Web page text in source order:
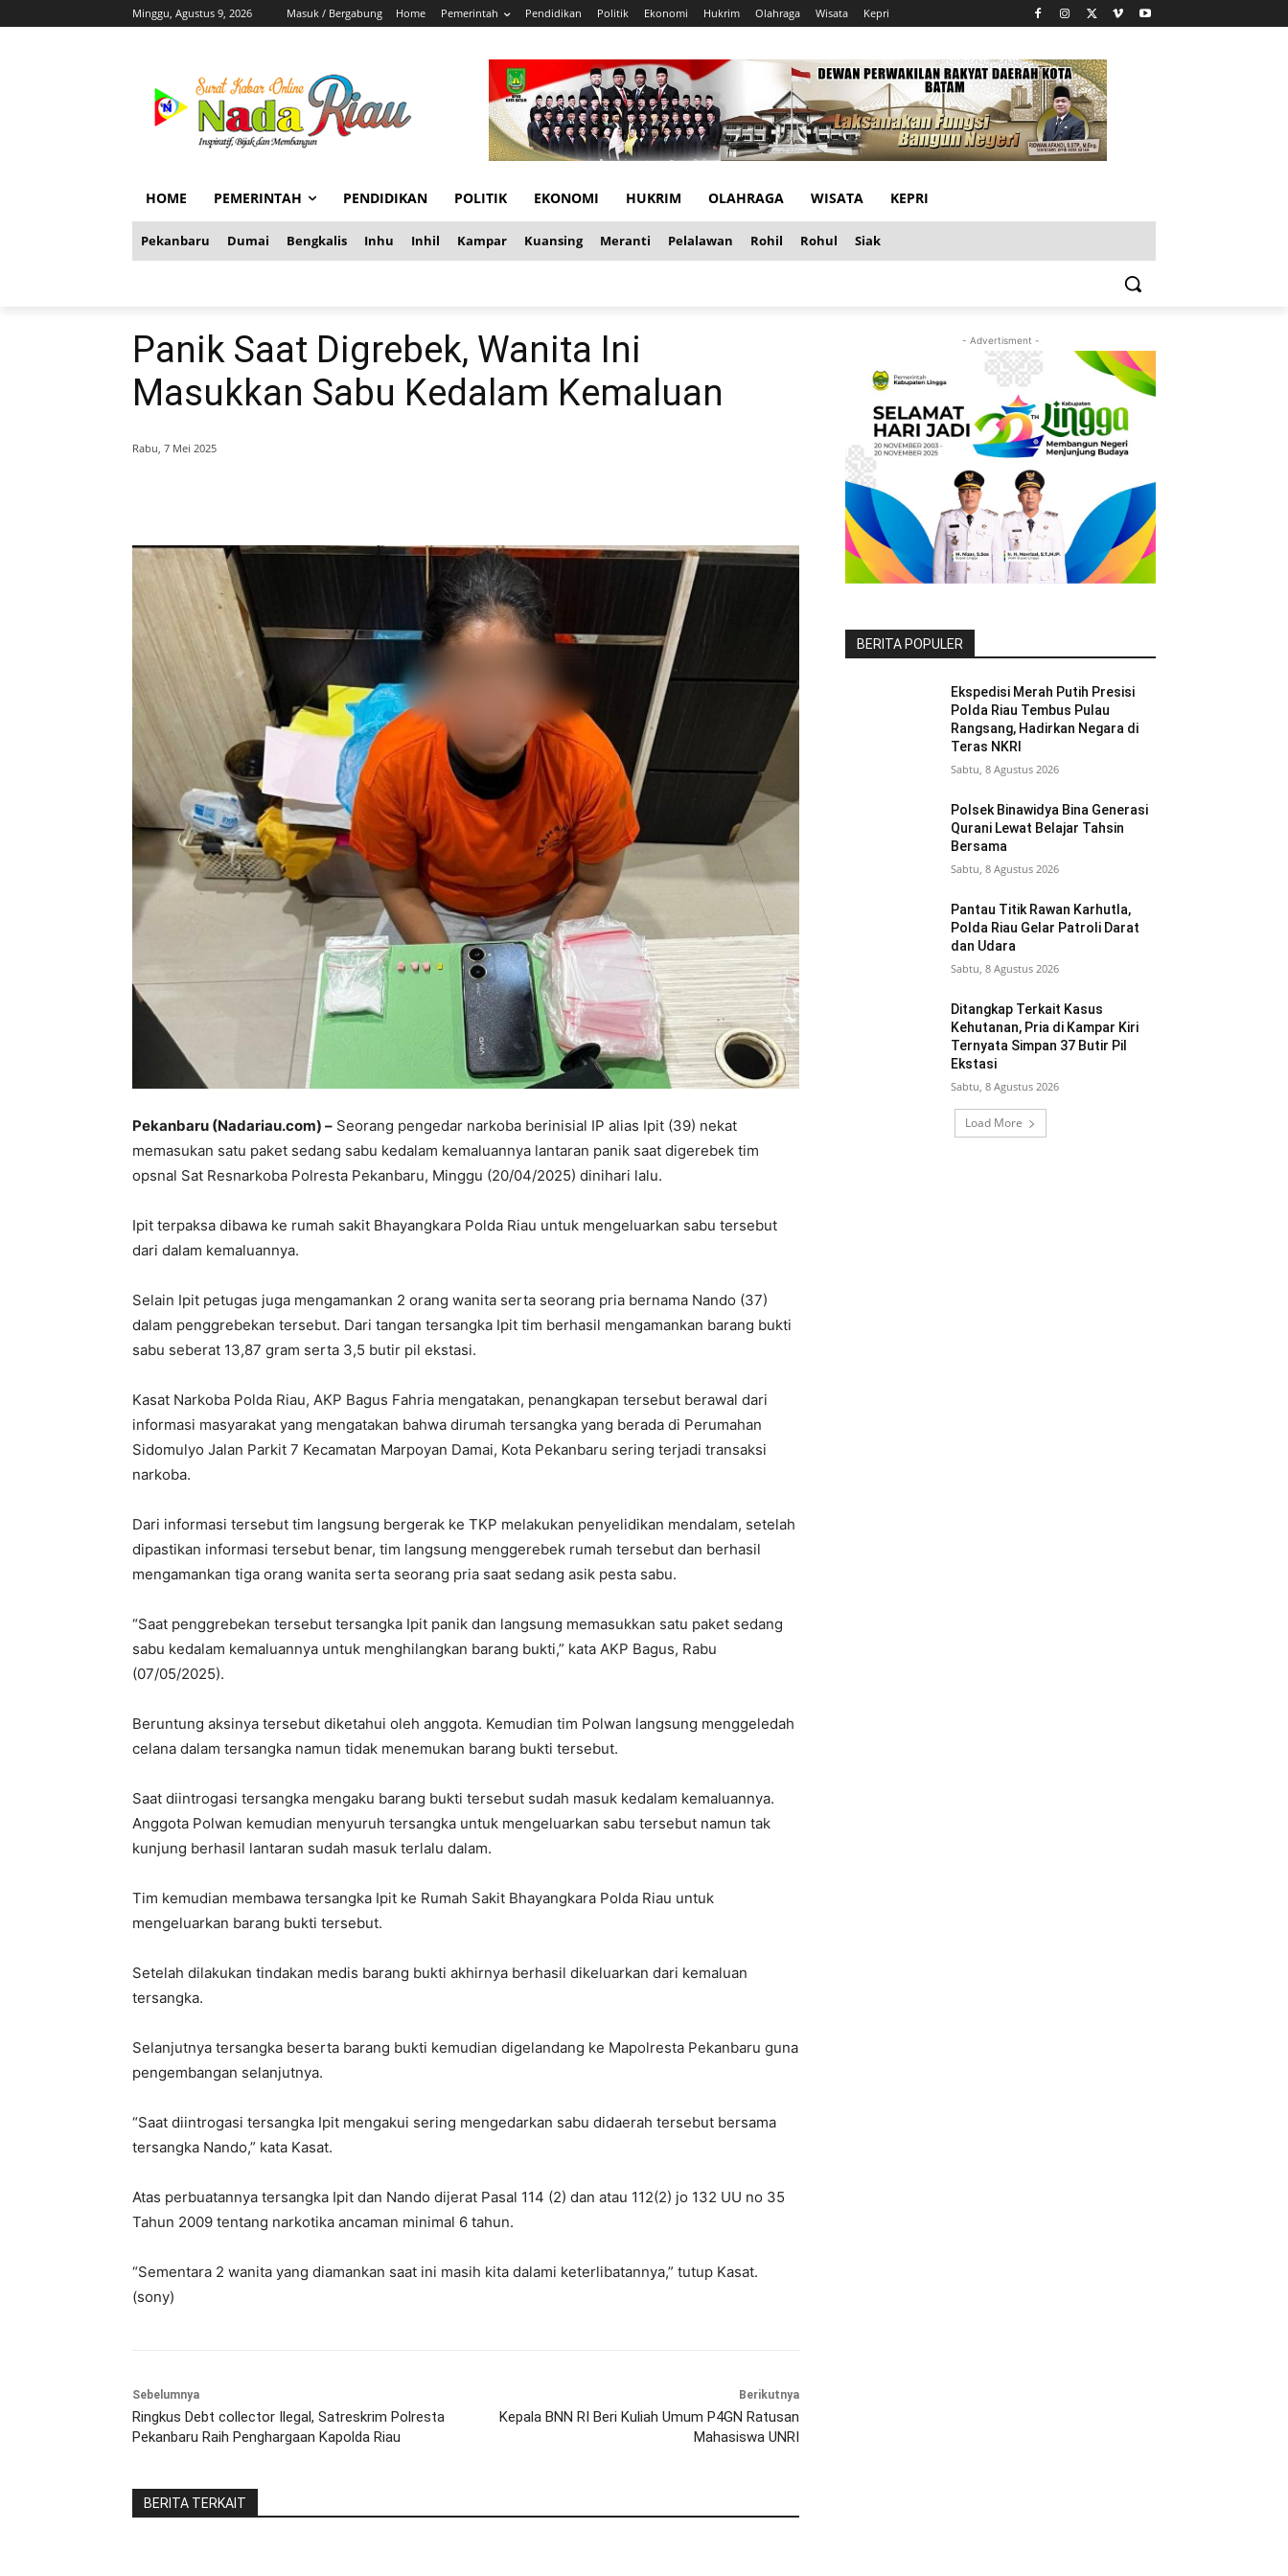
Minggu, Agustus 9, 2026 Masuk / Bergabung Home Pemerintah Pendidikan Politik Ekonomi Hukrim Olahraga Wisata Kepri
HOME PEMERINTAH PENDIDIKAN POLITIK EKONOMI HUKRIM OLAHRAGA WISATA KEPRI
Pekanbaru Dumai Bengkalis Inhu Inhil Kampar Kuansing Meranti Pelalawan Rohil Rohul Siak
Panik Saat Digrebek, Wanita Ini
Masukkan Sabu Kedalam Kemaluan
Rabu, 7 Mei 2025
Pekanbaru (Nadariau.com) – Seorang pengedar narkoba berinisial IP alias Ipit (39) nekat
memasukan satu paket sedang sabu kedalam kemaluannya lantaran panik saat digerebek tim
opsnal Sat Resnarkoba Polresta Pekanbaru, Minggu (20/04/2025) dinihari lalu.
Ipit terpaksa dibawa ke rumah sakit Bhayangkara Polda Riau untuk mengeluarkan sabu tersebut
dari dalam kemaluannya.
Selain Ipit petugas juga mengamankan 2 orang wanita serta seorang pria bernama Nando (37)
dalam penggrebekan tersebut. Dari tangan tersangka Ipit tim berhasil mengamankan barang bukti
sabu seberat 13,87 gram serta 3,5 butir pil ekstasi.
Kasat Narkoba Polda Riau, AKP Bagus Fahria mengatakan, penangkapan tersebut berawal dari
informasi masyarakat yang mengatakan bahwa dirumah tersangka yang berada di Perumahan
Sidomulyo Jalan Parkit 7 Kecamatan Marpoyan Damai, Kota Pekanbaru sering terjadi transaksi
narkoba.
Dari informasi tersebut tim langsung bergerak ke TKP melakukan penyelidikan mendalam, setelah
dipastikan informasi tersebut benar, tim langsung menggerebek rumah tersebut dan berhasil
mengamankan tiga orang wanita serta seorang pria saat sedang asik pesta sabu.
“Saat penggrebekan tersebut tersangka Ipit panik dan langsung memasukkan satu paket sedang
sabu kedalam kemaluannya untuk menghilangkan barang bukti,” kata AKP Bagus, Rabu
(07/05/2025).
Beruntung aksinya tersebut diketahui oleh anggota. Kemudian tim Polwan langsung menggeledah
celana dalam tersangka namun tidak menemukan barang bukti tersebut.
Saat diintrogasi tersangka mengaku barang bukti tersebut sudah masuk kedalam kemaluannya.
Anggota Polwan kemudian menyuruh tersangka untuk mengeluarkan sabu tersebut namun tak
kunjung berhasil lantaran sudah masuk terlalu dalam.
Tim kemudian membawa tersangka Ipit ke Rumah Sakit Bhayangkara Polda Riau untuk
mengeluarkan barang bukti tersebut.
Setelah dilakukan tindakan medis barang bukti akhirnya berhasil dikeluarkan dari kemaluan
tersangka.
Selanjutnya tersangka beserta barang bukti kemudian digelandang ke Mapolresta Pekanbaru guna
pengembangan selanjutnya.
“Saat diintrogasi tersangka Ipit mengakui sering mengedarkan sabu didaerah tersebut bersama
tersangka Nando,” kata Kasat.
Atas perbuatannya tersangka Ipit dan Nando dijerat Pasal 114 (2) dan atau 112(2) jo 132 UU no 35
Tahun 2009 tentang narkotika ancaman minimal 6 tahun.
“Sementara 2 wanita yang diamankan saat ini masih kita dalami keterlibatannya,” tutup Kasat.
(sony)
Sebelumnya
Ringkus Debt collector Ilegal, Satreskrim Polresta
Pekanbaru Raih Penghargaan Kapolda Riau
Berikutnya
Kepala BNN RI Beri Kuliah Umum P4GN Ratusan
Mahasiswa UNRI
BERITA TERKAIT
- Advertisment -
BERITA POPULER
Ekspedisi Merah Putih Presisi
Polda Riau Tembus Pulau
Rangsang, Hadirkan Negara di
Teras NKRI
Sabtu, 8 Agustus 2026
Polsek Binawidya Bina Generasi
Qurani Lewat Belajar Tahsin
Bersama
Sabtu, 8 Agustus 2026
Pantau Titik Rawan Karhutla,
Polda Riau Gelar Patroli Darat
dan Udara
Sabtu, 8 Agustus 2026
Ditangkap Terkait Kasus
Kehutanan, Pria di Kampar Kiri
Ternyata Simpan 37 Butir Pil
Ekstasi
Sabtu, 8 Agustus 2026
Load More